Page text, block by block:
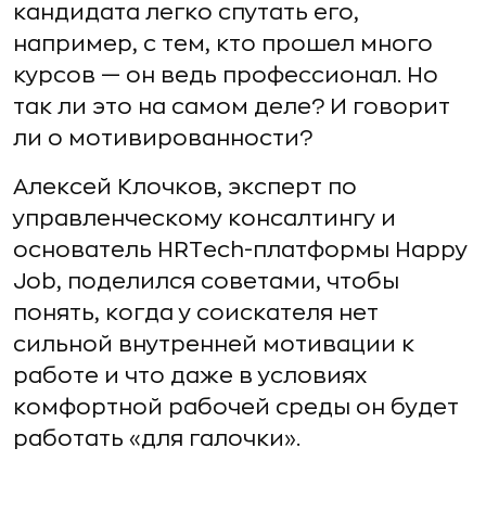
кандидата легко спутать его,
например, с тем, кто прошел много
курсов — он ведь профессионал. Но
так ли это на самом деле? И говорит
ли о мотивированности?
Алексей Клочков, эксперт по
управленческому консалтингу и
основатель HRTech-платформы Happy
Job, поделился советами, чтобы
понять, когда у соискателя нет
сильной внутренней мотивации к
работе и что даже в условиях
комфортной рабочей среды он будет
работать «для галочки».